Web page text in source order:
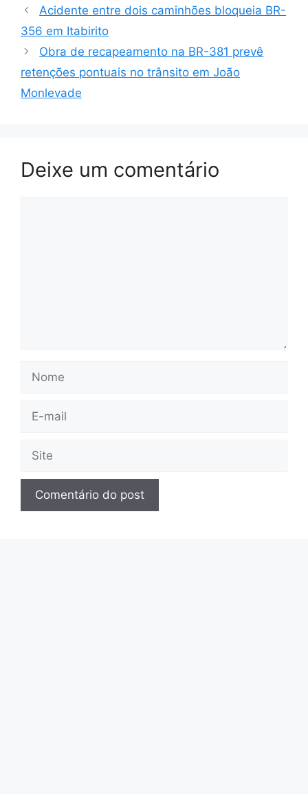
Acidente entre dois caminhões bloqueia BR-
356 em Itabirito
Obra de recapeamento na BR-381 prevê
retenções pontuais no trânsito em João
Monlevade
Deixe um comentário
Nome
Site